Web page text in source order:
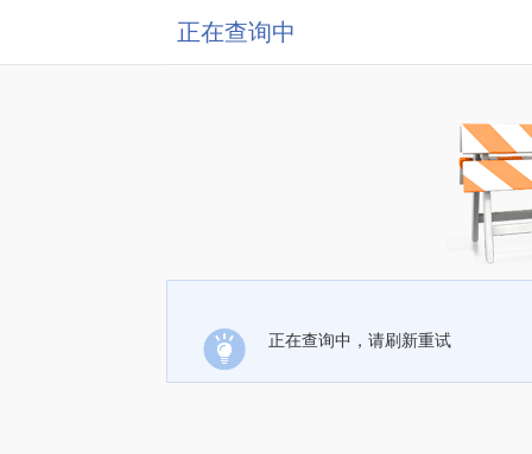
正在查询中
正在查询中，请刷新重试